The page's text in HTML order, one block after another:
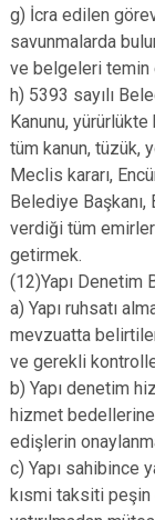
g) İcra edilen
savunmalarda
ve belgeleri temin
h) 5393 sayılı
Kanunu, yürürlükte
tüm kanun, tüzük,
Meclis kararı,
Belediye Başkanı,
verdiği tüm
getirmek.
(12)Yapı Denetim
a) Yapı ruhsatı
mevzuatta
ve gerekli
b) Yapı denetim
hizmet
edişlerin
c) Yapı sahibince
kısmi taksiti peşin